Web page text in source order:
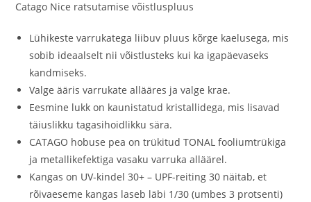
Catago Nice ratsutamise võistluspluus
Lühikeste varrukatega liibuv pluus kõrge kaelusega, mis
sobib ideaalselt nii võistlusteks kui ka igapäevaseks
kandmiseks.
Valge ääris varrukate allääres ja valge krae.
Eesmine lukk on kaunistatud kristallidega, mis lisavad
täiuslikku tagasihoidlikku sära.
CATAGO hobuse pea on trükitud TONAL fooliumtrükiga
ja metallikefektiga vasaku varruka alläärel.
Kangas on UV-kindel 30+ – UPF-reiting 30 näitab, et
rõivaeseme kangas laseb läbi 1/30 (umbes 3 protsenti)